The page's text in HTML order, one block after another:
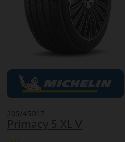
Primacy 5 XL V
205/45R17